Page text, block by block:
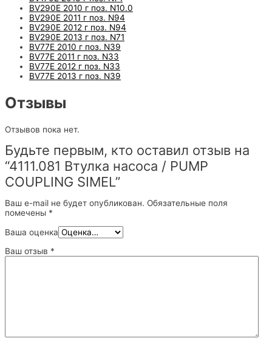
BV290E 2010 г поз. N10.0
BV290E 2011 г поз. N94
BV290E 2012 г поз. N94
BV290E 2013 г поз. N71
BV77E 2010 г поз. N39
BV77E 2011 г поз. N33
BV77E 2012 г поз. N33
BV77E 2013 г поз. N39
Отзывы
Отзывов пока нет.
Будьте первым, кто оставил отзыв на
“4111.081 Втулка насоса / PUMP
COUPLING SIMEL”
Ваш e-mail не будет опубликован. Обязательные поля
помечены *
Ваша оценка
Ваш отзыв *